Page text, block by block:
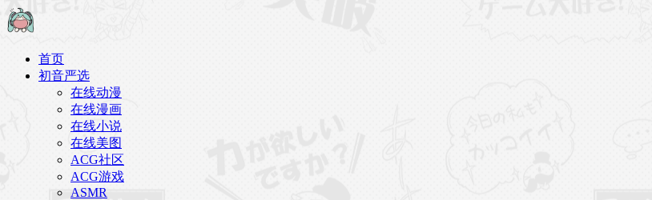
首页
初音严选
在线动漫
在线漫画
在线小说
在线美图
ACG社区
ACG游戏
ASMR